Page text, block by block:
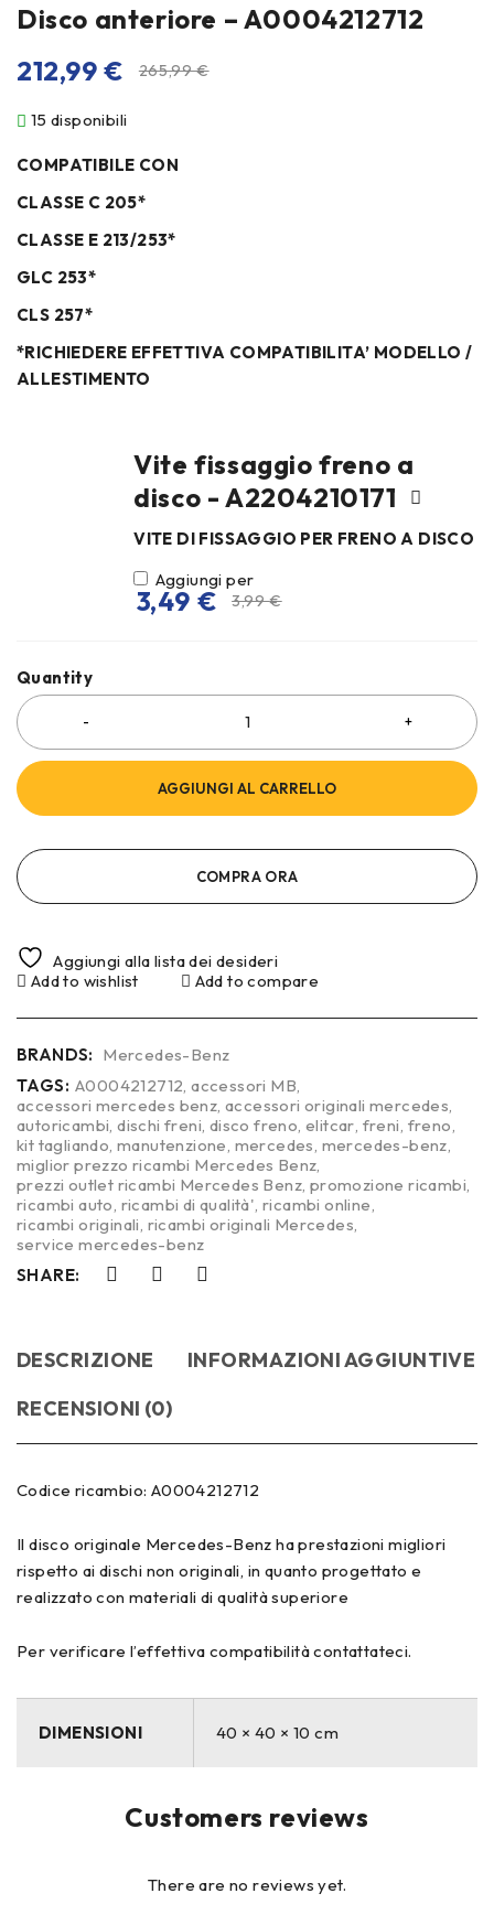
Disco anteriore – A0004212712
265,99€
212,99€
15 disponibili
COMPATIBILE CON
CLASSE C 205*
CLASSE E 213/253*
GLC 253*
CLS 257*
*RICHIEDERE EFFETTIVA COMPATIBILITA’ MODELLO /
ALLESTIMENTO
Vite fissaggio freno a
disco - A2204210171
VITE DI FISSAGGIO PER FRENO A DISCO
Aggiungi per
3,99€
3,49 €
Quantity
AGGIUNGI AL CARRELLO
COMPRA ORA
Aggiungi alla lista dei desideri
Add to wishlist
Add to compare
BRANDS: Mercedes-Benz
TAGS: A0004212712,accessori MB,
accessori mercedes benz,accessori originali mercedes,
autoricambi,dischi freni, disco freno,elitcar, freni, freno,
kit tagliando,manutenzione, mercedes, mercedes-benz,
miglior prezzo ricambi Mercedes Benz,
prezzi outlet ricambi Mercedes Benz, promozione ricambi,
ricambi auto, ricambi di qualità',ricambi online,
ricambi originali, ricambi originali Mercedes,
service mercedes-benz
SHARE:
DESCRIZIONE
INFORMAZIONI AGGIUNTIVE
RECENSIONI (0)
Codice ricambio: A0004212712
Il disco originale Mercedes-Benz ha prestazioni migliori
rispetto ai dischi non originali, in quanto progettato e
realizzato con materiali di qualità superiore
Per verificare l’effettiva compatibilità contattateci.
DIMENSIONI 40 × 40 × 10 cm
Customers reviews
There are no reviews yet.